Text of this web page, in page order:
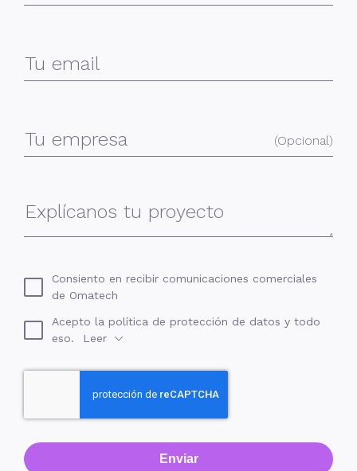
Tu email
Tu empresa (Opcional)
Explícanos tu proyecto
Consiento en recibir comunicaciones comerciales
de Omatech
Acepto la política de protección de datos y todo
eso.
Leer
Enviar